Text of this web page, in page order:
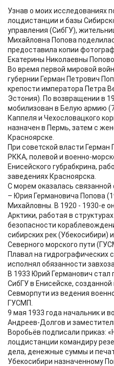
Узнав о моих исследованиях
лоцдистанции и базы
управления (СибГУ),
Михайловна Попова
предоставила копии
Екатерины Николаевны
Во время первой мировой
губернии Герман Петрович
крепости императора Петра
Эстония). По возвращении в
мобилизован в Белую армию
Каппеля и Чехословацкого
назначен в Пермь, затем с
Красноярске.
При советской власти
РККА, полевой и военно-
Енисейского губрабкрина,
заведениях Красноярска.
С морем оказалась связанной
– Юрия Германовича Попова
Михайловны. В 1920 - 1930-е
Арктики, работая в
безопасности
сибирских рек (Убекосибири)
Северного морского пути
Плавал на гидрографических
исполнял обязанности
В 1933 Юрий Германович
СибГУ в Енисейске,
Севморпути из ведения
ГУСМП.
9 мая 1933 года начальник и
Андреев-Долгов и
Воробьёв подписали приказ:
лоцдистанции командиру
дела, денежные суммы и
Убекосибири назначенному